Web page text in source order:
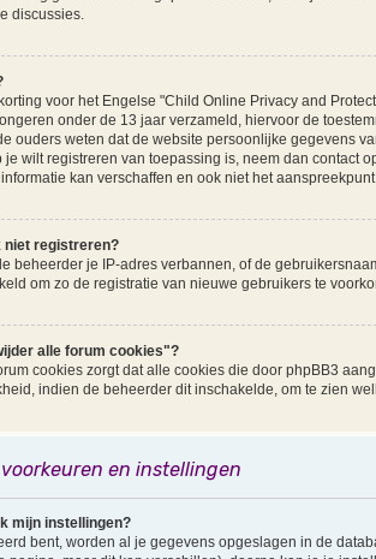
discussies.
voor het Engelse "Child Online Privacy and
onder de 13 jaar verzameld, hiervoor de
ouders weten dat de website persoonlijke gegevens
je wilt registreren van toepassing is, neem dan contact
kan verschaffen en ook niet het
niet registreren?
beheerder je IP-adres verbannen, of de
om zo de registratie van nieuwe gebruikers te
alle forum cookies"?
cookies zorgt dat alle cookies die door phpBB3
indien de beheerder dit inschakelde, om te zien
en instellingen
mijn instellingen?
bent, worden al je gegevens opgeslagen in de